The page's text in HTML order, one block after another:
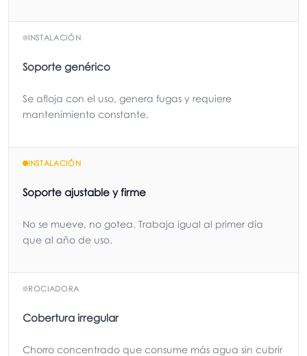
INSTALACIÓN
Soporte genérico
Se afloja con el uso, genera fugas y requiere
mantenimiento constante.
INSTALACIÓN
Soporte ajustable y firme
No se mueve, no gotea. Trabaja igual al primer día
que al año de uso.
ROCIADORA
Cobertura irregular
Chorro concentrado que consume más agua sin cubrir